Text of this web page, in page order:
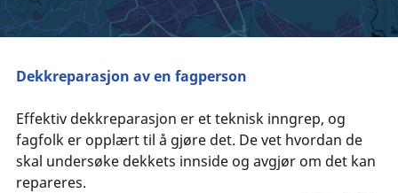
Dekkreparasjon av en fagperson
Effektiv dekkreparasjon er et teknisk inngrep, og
fagfolk er opplært til å gjøre det. De vet hvordan de
skal undersøke dekkets innside og avgjør om det kan
repareres.